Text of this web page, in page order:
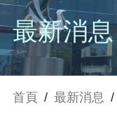
最新消息
首頁 / 最新消息 /